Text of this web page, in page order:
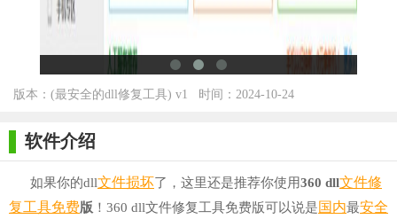
版本：(最安全的dll修复工具) v1
时间：2024-10-24
软件介绍
如果你的dll文件损坏了，这里还是推荐你使用360 dll文件修
复工具免费版 ！360 dll文件修复工具免费版可以说是国内最安全